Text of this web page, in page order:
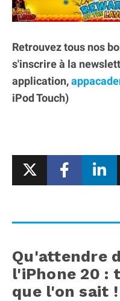
Retrouvez tous nos
s'inscrire à la
application,
iPod Touch)
Qu'attendre
l'iPhone 20 :
que l'on sait !